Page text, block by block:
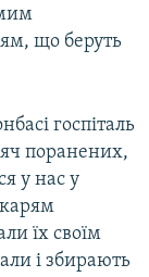
що беруть
госпіталь
поранених,
у нас у
їх своїм
і збирають